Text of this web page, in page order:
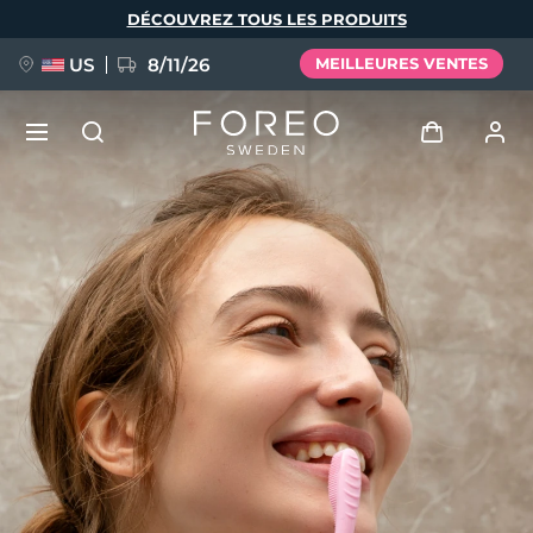
DÉCOUVREZ TOUS LES PRODUITS
US 8/11/26 MEILLEURES VENTES
Se connecter
Profil de l'utilisateur
Mes appareils
Mes commandes
Mes adresses
Mes abonnements
NOUVEAU
FAQ™ Pure Beauty-Tech Elixir
BREAKING NEWS
issa™ Teeth Whitening Set
Langue
English Deutsch
Español
Français
Italiano
Português
Polski
Svenska
Русский
Türkçe
简体中文 繁體中文